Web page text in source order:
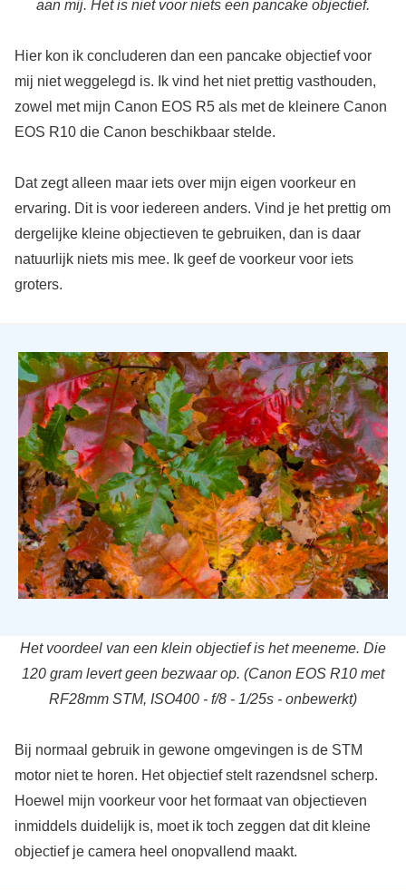
aan mij. Het is niet voor niets een pancake objectief.
Hier kon ik concluderen dan een pancake objectief voor
mij niet weggelegd is. Ik vind het niet prettig vasthouden,
zowel met mijn Canon EOS R5 als met de kleinere Canon
EOS R10 die Canon beschikbaar stelde.
Dat zegt alleen maar iets over mijn eigen voorkeur en
ervaring. Dit is voor iedereen anders. Vind je het prettig om
dergelijke kleine objectieven te gebruiken, dan is daar
natuurlijk niets mis mee. Ik geef de voorkeur voor iets
groters.
Het voordeel van een klein objectief is het meeneme. Die
120 gram levert geen bezwaar op. (Canon EOS R10 met
RF28mm STM, ISO400 - f/8 - 1/25s - onbewerkt)
Bij normaal gebruik in gewone omgevingen is de STM
motor niet te horen. Het objectief stelt razendsnel scherp.
Hoewel mijn voorkeur voor het formaat van objectieven
inmiddels duidelijk is, moet ik toch zeggen dat dit kleine
objectief je camera heel onopvallend maakt.